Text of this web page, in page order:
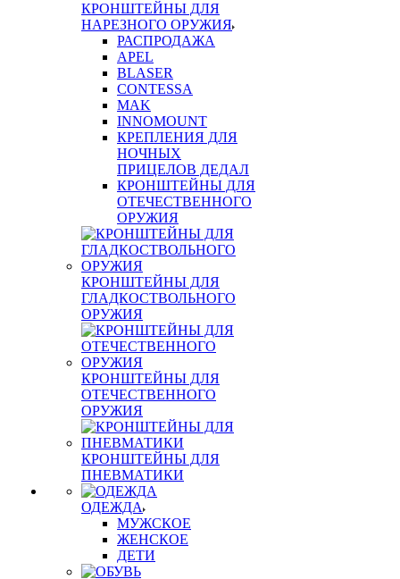
КРОНШТЕЙНЫ ДЛЯ
НАРЕЗНОГО ОРУЖИЯ
РАСПРОДАЖА
APEL
BLASER
CONTESSA
MAK
INNOMOUNT
КРЕПЛЕНИЯ ДЛЯ
НОЧНЫХ
ПРИЦЕЛОВ ДЕДАЛ
КРОНШТЕЙНЫ ДЛЯ
ОТЕЧЕСТВЕННОГО
ОРУЖИЯ
КРОНШТЕЙНЫ ДЛЯ
ГЛАДКОСТВОЛЬНОГО
ОРУЖИЯ
КРОНШТЕЙНЫ ДЛЯ
ОТЕЧЕСТВЕННОГО
ОРУЖИЯ
КРОНШТЕЙНЫ ДЛЯ
ПНЕВМАТИКИ
ОДЕЖДА
МУЖСКОЕ
ЖЕНСКОЕ
ДЕТИ